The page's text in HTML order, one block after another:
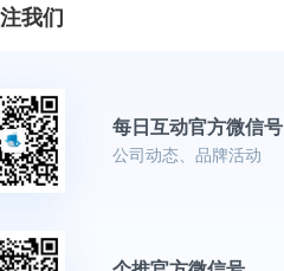
我们
每日互动官方微信号
公司动态、品牌活动